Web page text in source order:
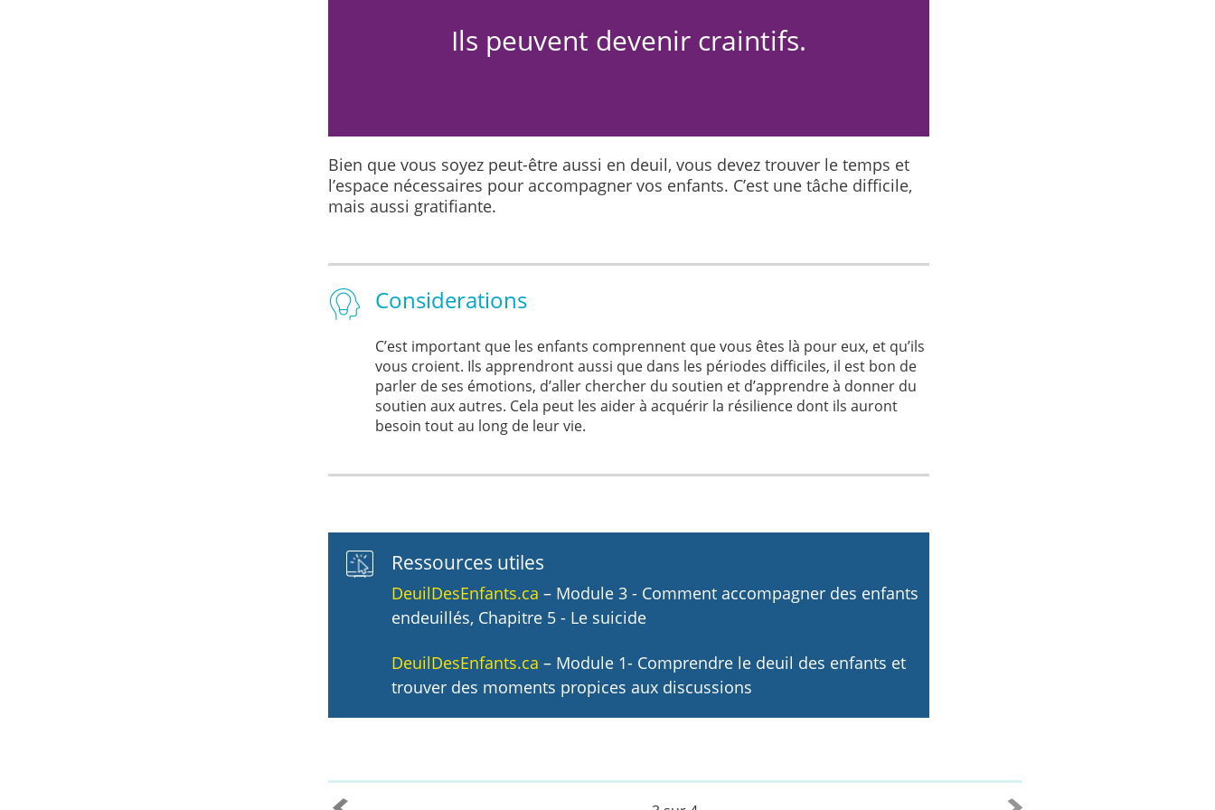
Ils peuvent devenir craintifs.
Bien que vous soyez peut-être aussi en deuil, vous devez trouver le temps et
l’espace nécessaires pour accompagner vos enfants. C’est une tâche difficile,
mais aussi gratifiante.
Considerations
C’est important que les enfants comprennent que vous êtes là pour eux, et qu’ils
vous croient. Ils apprendront aussi que dans les périodes difficiles, il est bon de
parler de ses émotions, d’aller chercher du soutien et d’apprendre à donner du
soutien aux autres. Cela peut les aider à acquérir la résilience dont ils auront
besoin tout au long de leur vie.
Ressources utiles
DeuilDesEnfants.ca – Module 3 - Comment accompagner des enfants
endeuillés, Chapitre 5 - Le suicide
DeuilDesEnfants.ca – Module 1- Comprendre le deuil des enfants et
trouver des moments propices aux discussions